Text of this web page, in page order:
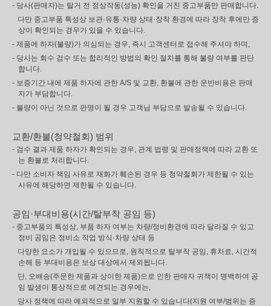
- 당사(판매자)는 탈거 전 정상작동(성능) 확인을 거친 중고부품만 판매합니다.
다만 중고부품 특성상 보관·유통·차량 상태·장착 환경에 따라 장착 후에만 증
상이 확인되는 경우가 있을 수 있습니다.
- 제품에 하자(불량)가 의심되는 경우, 즉시 고객센터로 접수해 주셔야 하며,
- 당사는 회수 검수 또는 합리적인 방법의 확인 절차를 통해 불량 여부를 판단
합니다.
- 보증기간 내에 제품 하자에 관한 A/S 및 교환, 환불에 관한 운반비용은 판매
자가 부담합니다.
- 불량이 아닌 것으로 판명이 될 경우 고객님 부담으로 발송될 수 있습니다.
교환/환불(청약철회) 범위
- 검수 결과 제품 하자가 확인되는 경우, 관계 법령 및 판매정책에 따라 교환 또
는 환불로 처리합니다.
- 다만 소비자 책임 사유로 재화가 훼손된 경우 등 청약철회가 제한될 수 있는
사유에 해당하면 제한될 수 있습니다.
공임·부대비용(시간/탈부착 공임 등)
- 중고부품의 특성상, 부품 하자 여부는 차량/정비환경에 따라 달라질 수 있고
정비 공임은 정비소 작업 방식·차량 상태 등
다양한 요소가 개입될 수 있으므로, 원칙적으로 탈부착 공임, 휴차료, 시간적
손해 등 부대비용은 보상 대상에서 제외됩니다.
단, 오배송(주문한 제품과 상이한 제품)으로 인한 판매자 귀책이 명백하여 공
임 발생이 통상적으로 예견되는 경우에는,
당사 정책에 따라 예외적으로 일부 지원할 수 있습니다(지원 여부/범위는 증